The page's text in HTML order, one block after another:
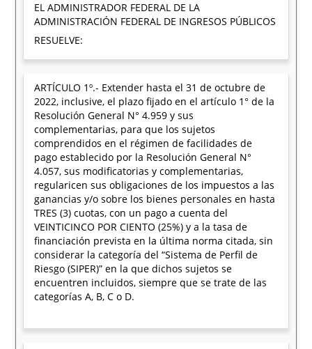
EL ADMINISTRADOR FEDERAL DE LA
ADMINISTRACIÓN FEDERAL DE INGRESOS PÚBLICOS
RESUELVE:
ARTÍCULO 1º.- Extender hasta el 31 de octubre de
2022, inclusive, el plazo fijado en el artículo 1° de la
Resolución General N° 4.959 y sus
complementarias, para que los sujetos
comprendidos en el régimen de facilidades de
pago establecido por la Resolución General N°
4.057, sus modificatorias y complementarias,
regularicen sus obligaciones de los impuestos a las
ganancias y/o sobre los bienes personales en hasta
TRES (3) cuotas, con un pago a cuenta del
VEINTICINCO POR CIENTO (25%) y a la tasa de
financiación prevista en la última norma citada, sin
considerar la categoría del “Sistema de Perfil de
Riesgo (SIPER)” en la que dichos sujetos se
encuentren incluidos, siempre que se trate de las
categorías A, B, C o D.